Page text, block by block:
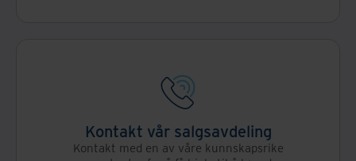
Kontakt vår salgsavdeling
Kontakt med en av våre kunnskapsrike